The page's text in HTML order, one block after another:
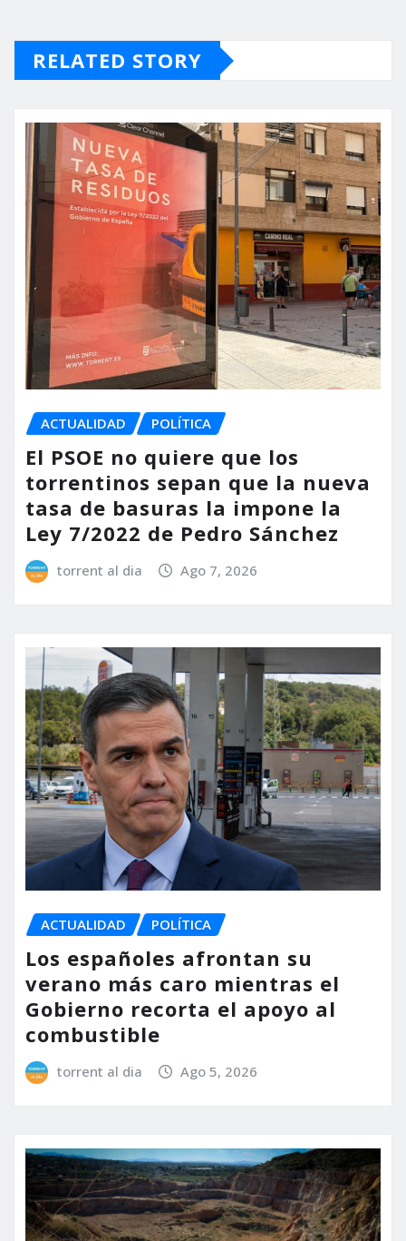
RELATED STORY
ACTUALIDAD POLÍTICA
El PSOE no quiere que los
torrentinos sepan que la nueva
tasa de basuras la impone la
Ley 7/2022 de Pedro Sánchez
torrent al dia Ago 7, 2026
ACTUALIDAD POLÍTICA
Los españoles afrontan su
verano más caro mientras el
Gobierno recorta el apoyo al
combustible
torrent al dia Ago 5, 2026